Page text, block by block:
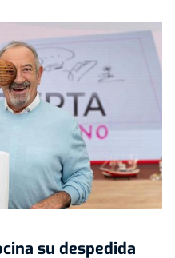
su despedida